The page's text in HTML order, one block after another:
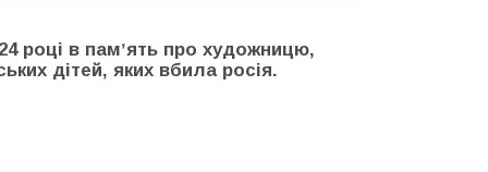
році в памʼять про художницю,
дітей, яких вбила росія.